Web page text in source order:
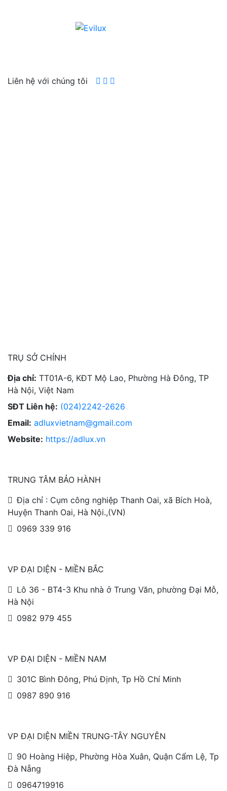
Liên hệ với chúng tôi
TRỤ SỞ CHÍNH
Địa chỉ: TT01A-6, KĐT Mộ Lao, Phường Hà Đông, TP
Hà Nội, Việt Nam
SĐT Liên hệ: (024)2242-2626
Email: adluxvietnam@gmail.com
Website: https://adlux.vn
TRUNG TÂM BẢO HÀNH
Địa chỉ : Cụm công nghiệp Thanh Oai, xã Bích Hoà,
Huyện Thanh Oai, Hà Nội.,(VN)
0969 339 916
VP ĐẠI DIỆN - MIỀN BẮC
Lô 36 - BT4-3 Khu nhà ở Trung Văn, phường Đại Mỗ,
Hà Nội
0982 979 455
VP ĐẠI DIỆN - MIỀN NAM
301C Bình Đông, Phú Định, Tp Hồ Chí Minh
0987 890 916
VP ĐẠI DIỆN MIỀN TRUNG-TÂY NGUYÊN
90 Hoàng Hiệp, Phường Hòa Xuân, Quận Cẩm Lệ, Tp
Đà Nẵng
0964719916